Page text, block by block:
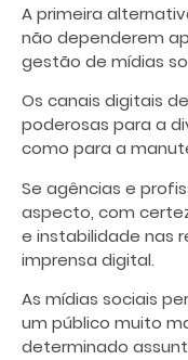
A primeira
não dependerem
gestão de mídias
Os canais digitais
poderosas para a
como para a
Se agências e
aspecto, com
e instabilidade nas
imprensa digital.
As mídias sociais
um público muito
determinado